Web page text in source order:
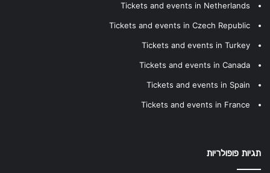
Tickets and events in Netherlands
Tickets and events in Czech Republic
Tickets and events in Turkey
Tickets and events in Canada
Tickets and events in Spain
Tickets and events in France
תגיות פופולריות